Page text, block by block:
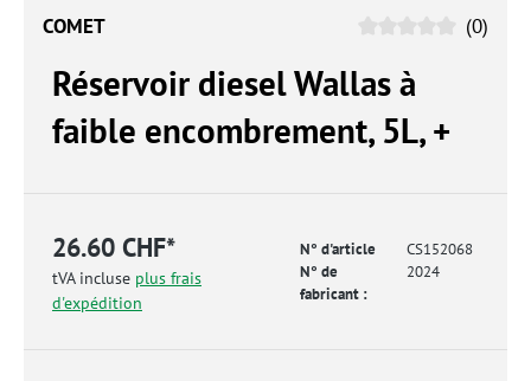
COMET (0)
Réservoir diesel Wallas à
faible encombrement, 5L, +
26.60 CHF*
tVA incluse plus frais
d'expédition
N° d'article
CS152068
N° de
fabricant :
2024